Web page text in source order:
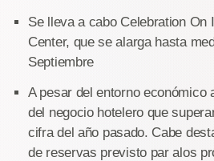
Se lleva a cabo Celebration On
Center, que se alarga hasta
Septiembre
A pesar del entorno económico
del negocio hotelero que
cifra del año pasado. Cabe
de reservas previsto par alos